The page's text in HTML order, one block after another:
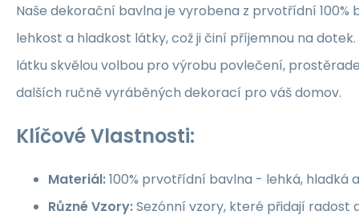
Naše dekorační bavlna je vyrobena z prvotřídní 100%
lehkost a hladkost látky, což ji činí příjemnou na
látku skvělou volbou pro výrobu povlečení,
dalších ručně vyráběných dekorací pro váš domov.
Klíčové Vlastnosti:
Materiál:100% prvotřídní bavlna - lehká, hladká
Různé Vzory:Sezónní vzory, které přidají radost